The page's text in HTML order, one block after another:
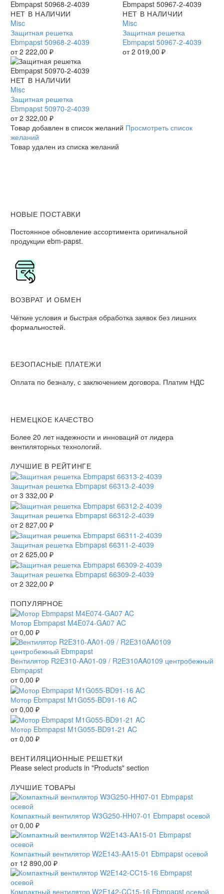
Защитная
решетка
Ebmpapst
50968-
2-
4039
НЕТ В НАЛИЧИИ
Misc
Защитная решетка
Ebmpapst 50968-2-4039
от2 222,00 ₽
Защитная
решетка
Ebmpapst
50967-
2-
НЕТ В НАЛИЧИИ
Misc
Защитная решетка
Ebmpapst 50967-2-4039
от2 019,00 ₽
Защитная
решетка
Ebmpapst
50970-
2-
4039
НЕТ В НАЛИЧИИ
Misc
Защитная решетка
Ebmpapst 50970-2-4039
от2 322,00 ₽
Товар добавлен в список желаний Просмотреть список
желаний
Товар удален из списка желаний
НОВЫЕ ПОСТАВКИ
Постоянное обновление ассортимента оригинальной
продукции ebm-papst.
ВОЗВРАТ И ОБМЕН
Чёткие условия и быстрая обработка заявок без лишних
формальностей.
БЕЗОПАСНЫЕ ПЛАТЕЖИ
Оплата по безналу, с заключением договора. Платим НДС
НЕМЕЦКОЕ КАЧЕСТВО
Более 20 лет надежности и инноваций от лидера
вентиляторных технологий.
ЛУЧШИЕ В РЕЙТИНГЕ
Защитная решетка Ebmpapst 66313-2-4039
от3 332,00 ₽
Защитная решетка Ebmpapst 66312-2-4039
от2 827,00 ₽
Защитная решетка Ebmpapst 66311-2-4039
от2 625,00 ₽
Защитная решетка Ebmpapst 66309-2-4039
от2 322,00 ₽
ПОПУЛЯРНОЕ
Мотор Ebmpapst M4E074-GA07 AC
от0,00 ₽
Вентилятор R2E310-AA01-09 / R2E310AA0109 центробежный
Ebmpapst
от0,00 ₽
Мотор Ebmpapst M1G055-BD91-16 AC
от0,00 ₽
Мотор Ebmpapst M1G055-BD91-21 AC
от0,00 ₽
ВЕНТИЛЯЦИОННЫЕ РЕШЕТКИ
Please select products in "Products" section
ЛУЧШИЕ ТОВАРЫ
Компактный вентилятор W3G250-HH07-01 Ebmpapst осевой
от0,00 ₽
Компактный вентилятор W2E143-AA15-01 Ebmpapst осевой
от 12 890,00 ₽
Компактный вентилятор W2E142-CC15-16 Ebmpapst осевой